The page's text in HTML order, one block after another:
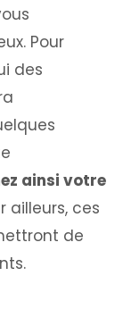
Pour
des
ainsi votre
ailleurs, ces
de